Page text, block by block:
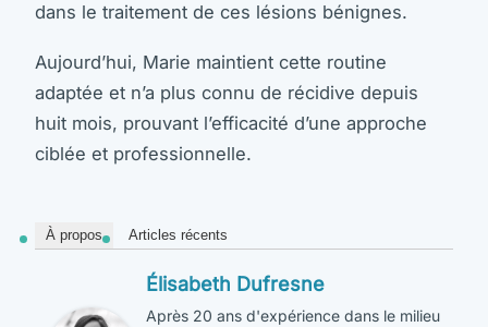
dans le traitement de ces lésions bénignes.
Aujourd’hui, Marie maintient cette routine
adaptée et n’a plus connu de récidive depuis
huit mois, prouvant l’efficacité d’une approche
ciblée et professionnelle.
À propos Articles récents
Élisabeth Dufresne
Après 20 ans d'expérience dans le milieu